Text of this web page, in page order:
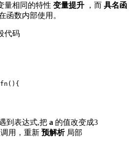
量相同的特性 变量提升 ，而 具名函
函数内部使用。
代码
fn ( ) {
到表达式,把 a 的值改变成3
用，重新 预解析局部